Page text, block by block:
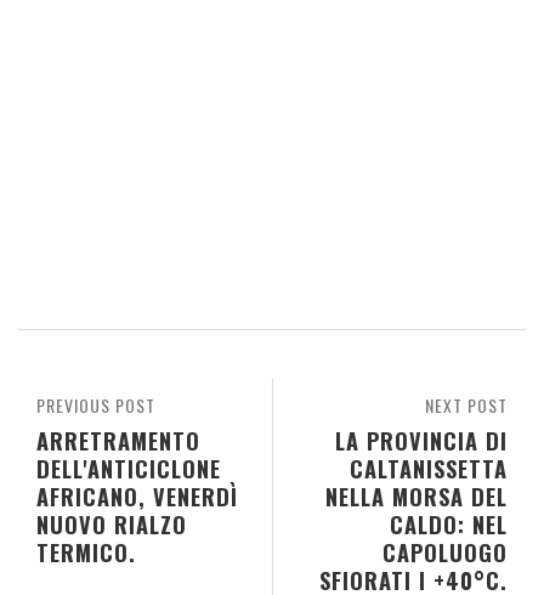
NEXT POST
LA PROVINCIA DI
CALTANISSETTA
NELLA MORSA DEL
CALDO: NEL
CAPOLUOGO
SFIORATI I +40°C.
PREVIOUS POST
ARRETRAMENTO
DELL'ANTICICLONE
AFRICANO, VENERDÌ
NUOVO RIALZO
TERMICO.